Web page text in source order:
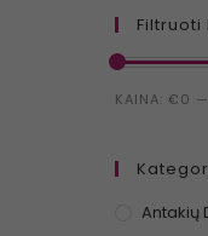
Filtruoti
KAINA: €0 —
Antakių